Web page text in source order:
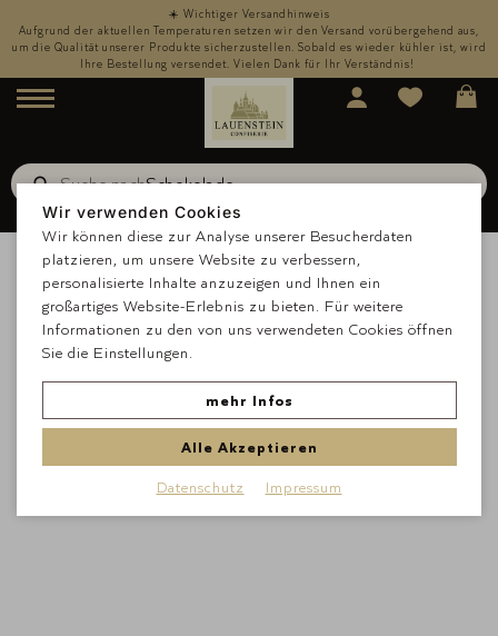
☀️ Wichtiger Versandhinweis
Aufgrund der aktuellen Temperaturen setzen wir den Versand vorübergehend aus,
um die Qualität unserer Produkte sicherzustellen. Sobald es wieder kühler ist, wird
Ihre Bestellung versendet. Vielen Dank für Ihr Verständnis!
Menü
Suche nachSchokolade
Wir verwenden Cookies
Wir können diese zur Analyse unserer Besucherdaten
platzieren, um unsere Website zu verbessern,
personalisierte Inhalte anzuzeigen und Ihnen ein
großartiges Website-Erlebnis zu bieten. Für weitere
Informationen zu den von uns verwendeten Cookies öffnen
Sie die Einstellungen.
mehr Infos
Alle Akzeptieren
Datenschutz Impressum